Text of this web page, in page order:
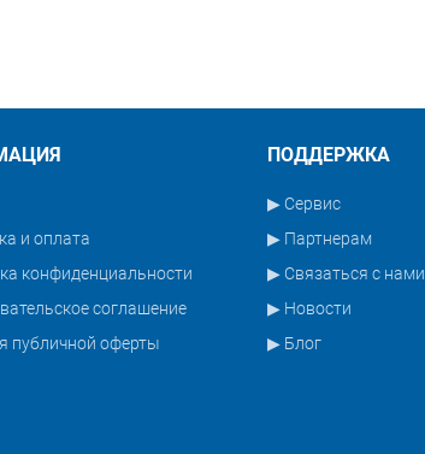
и оплата
конфиденциальности
соглашение
публичной оферты
ПОДДЕРЖКА
▶ Сервис
▶ Партнерам
▶ Связаться с нами
▶ Новости
▶ Блог